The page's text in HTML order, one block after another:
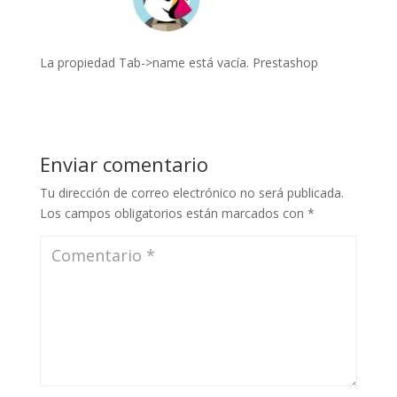
La propiedad Tab->name está vacía. Prestashop
Enviar comentario
Tu dirección de correo electrónico no será publicada.
Los campos obligatorios están marcados con *